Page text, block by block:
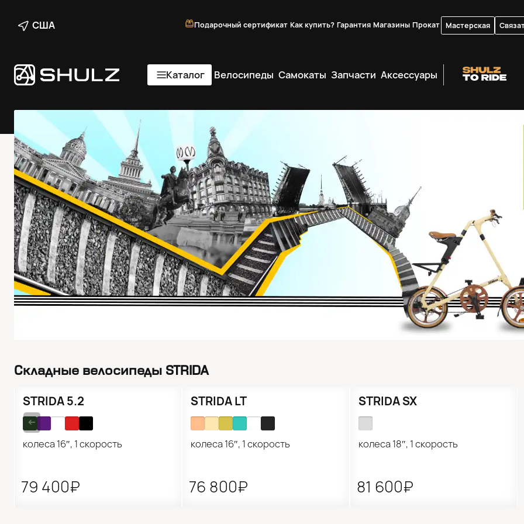
США Подарочный сертификат Как купить? Гарантия Магазины Прокат Мастерская
Каталог Велосипеды Самокаты Запчасти Аксессуары
Складные велосипеды STRIDA
Нет в наличии
STRIDA 5.2
колеса 16″, 1 скорость
79 400₽
STRIDA LT
колеса 16″, 1 скорость
76 800₽
STRIDA SX
колеса 18″, 1 скорость
81 600₽
➔